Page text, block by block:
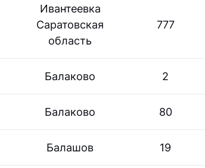
Ивантеевка
Саратовская
область
777
Балаково 2
Балаково 80
Балашов 19